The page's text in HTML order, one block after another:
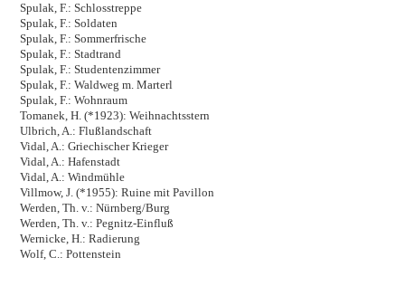
Spulak, F.: Schlosstreppe
Spulak, F.: Soldaten
Spulak, F.: Sommerfrische
Spulak, F.: Stadtrand
Spulak, F.: Studentenzimmer
Spulak, F.: Waldweg m. Marterl
Spulak, F.: Wohnraum
Tomanek, H. (*1923): Weihnachtsstern
Ulbrich, A.: Flußlandschaft
Vidal, A.: Griechischer Krieger
Vidal, A.: Hafenstadt
Vidal, A.: Windmühle
Villmow, J. (*1955): Ruine mit Pavillon
Werden, Th. v.: Nürnberg/Burg
Werden, Th. v.: Pegnitz-Einfluß
Wernicke, H.: Radierung
Wolf, C.: Pottenstein